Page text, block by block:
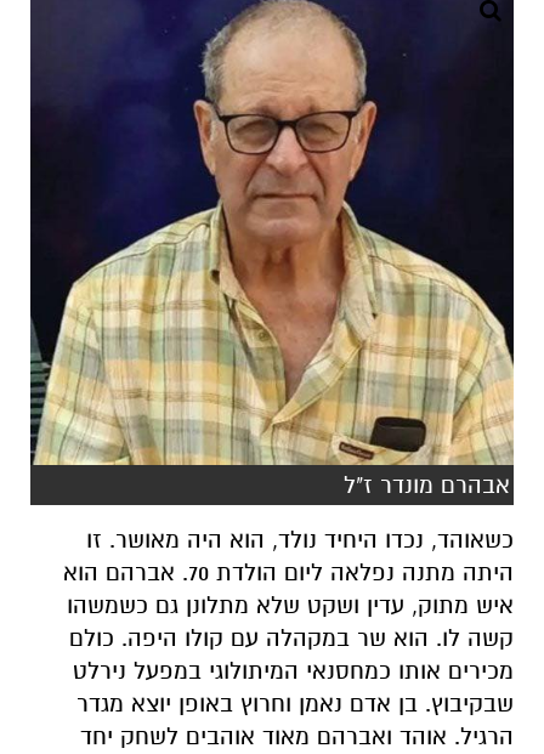
אבהרם מונדר ז"ל
כשאוהד, נכדו היחיד נולד, הוא היה מאושר. זו
היתה מתנה נפלאה ליום הולדת 70. אברהם הוא
איש מתוק, עדין ושקט שלא מתלונן גם כשמשהו
קשה לו. הוא שר במקהלה עם קולו היפה. כולם
מכירים אותו כמחסנאי המיתולוגי במפעל נירלט
שבקיבוץ. בן אדם נאמן וחרוץ באופן יוצא מגדר
הרגיל. אוהד ואברהם מאוד אוהבים לשחק יחד